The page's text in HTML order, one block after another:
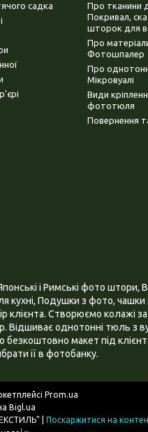
садка
Про тканини
Покривал,
шторок для
Про
Фотошпалер
Про
Мікровуалі
Види
фототюля
Повернення
і Римські фото штори,
Подушки з фото, чашки
Створюємо колажі
однотонні тюль з
макет під
її в фотобанку.
Prom.ua
Bigl.ua
Поскаржитися на